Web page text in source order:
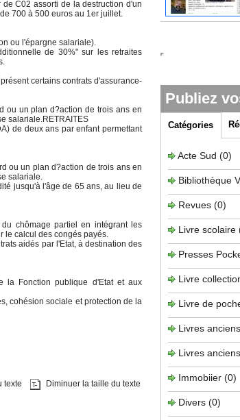
C02 assorti de la destruction d'un
700 à 500 euros au 1er juillet.
ou l'épargne salariale).
de 30%" sur les retraites
certains contrats d'assurance-
ou un plan d?action de trois ans en
salariale.RETRAITES
de deux ans par enfant permettant
ou un plan d?action de trois ans en
salariale.
jusqu'à l'âge de 65 ans, au lieu de
chômage partiel en intégrant les
le calcul des congés payés.
aidés par l'Etat, à destination des
la Fonction publique d'Etat et aux
cohésion sociale et protection de la
texte Diminuer la taille du texte
Publiez
Catégories
Acte Sud (0)
Bibliothèque
Revues (0)
Livre scolaire
Presses
Livre
Livre de
Livres
Livres
Immobiier (0)
Divers (0)